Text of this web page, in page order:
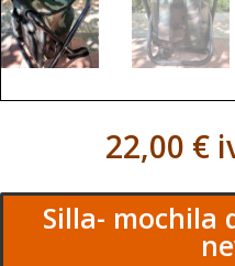
22,00 €
Silla- mochila